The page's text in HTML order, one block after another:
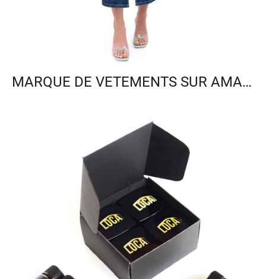
MARQUE DE VETEMENTS SUR AMAZON